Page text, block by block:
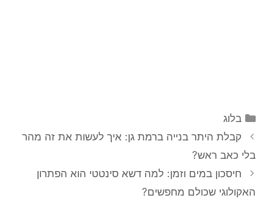
קטגוריות
בלוג
קבלת היתר בנייה ברמת גן: איך לעשות את זה מהר
בלי כאב ראש?
חיסכון במים וזמן: למה דשא סינטטי הוא הפתרון
האקולוגי שכולם מחפשים?